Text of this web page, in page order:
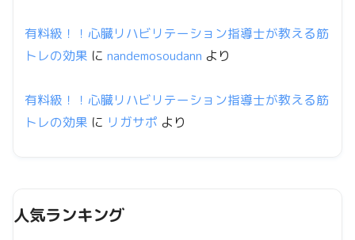
有料級！！心臓リハビリテーション指導士が教える筋
トレの効果 に nandemosoudann より
有料級！！心臓リハビリテーション指導士が教える筋
トレの効果 に リガサポ より
人気ランキング